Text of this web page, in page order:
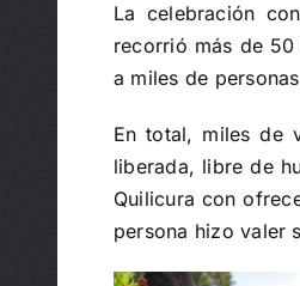
La celebración
recorrió más de
a miles de
En total, miles de
liberada, libre de
Quilicura con
persona hizo valer